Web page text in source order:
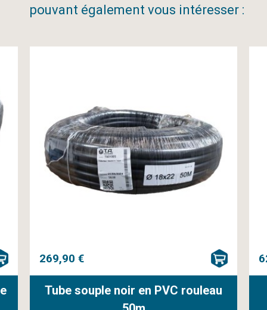
pouvant également vous intéresser :
269,90 €
Tube souple noir en PVC rouleau